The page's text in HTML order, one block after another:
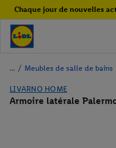
Chaque jour de nouvelles
/ Meubles de salle de bains
LIVARNO HOME
Armoire latérale